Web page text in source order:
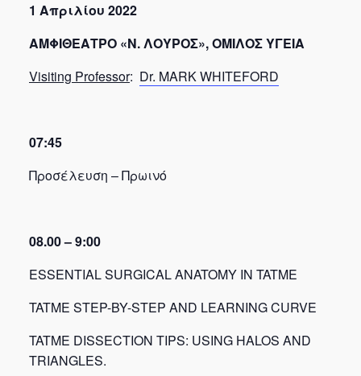
1 Απριλίου 2022
ΑΜΦΙΘΕΑΤΡΟ «Ν.ΛΟΥΡΟΣ»,ΟΜΙΛΟΣΥΓΕΙΑ
Visiting Professor: Dr. MARK WHITEFORD
07:45
Προσέλευση – Πρωινό
08.00 – 9:00
ESSENTIAL SURGICAL ANATOMY IN TATME
TATME STEP-BY-STEP AND LEARNING CURVE
TATME DISSECTION TIPS: USING HALOS AND
TRIANGLES.